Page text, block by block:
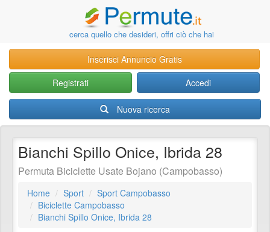
cerca quello che desideri, offri ciò che hai
Inserisci Annuncio Gratis
Registrati
Accedi
Nuova ricerca
Bianchi Spillo Onice, Ibrida 28
Permuta Biciclette Usate Bojano (Campobasso)
Home Sport
Sport Campobasso
Biciclette Campobasso
Bianchi Spillo Onice, Ibrida 28